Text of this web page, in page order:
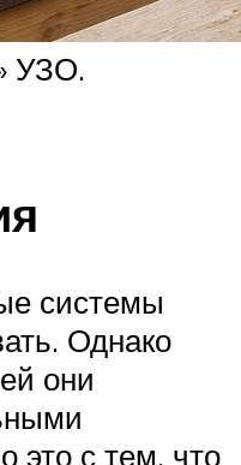
УЗО.
системы
Однако
они
это с тем, что